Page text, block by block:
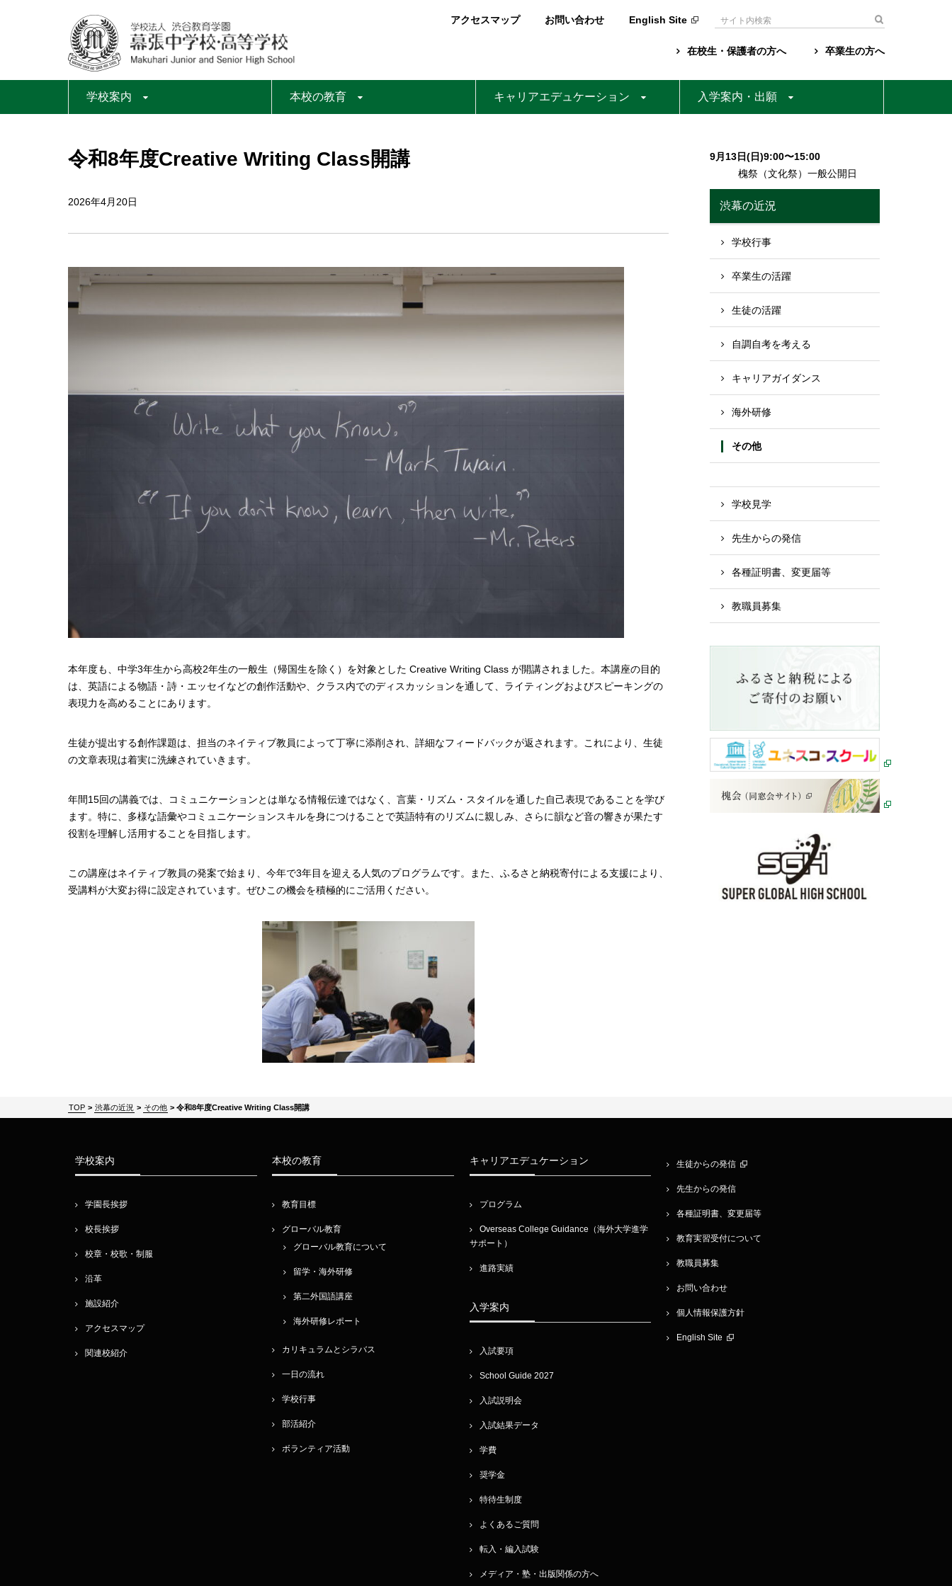
アクセスマップ お問い合わせ English Site
検
在校生・保護者の方へ 卒業生の方へ
学校案内 本校の教育 キャリアエデュケーション 入学案内・出願
令和8年度Creative Writing Class開講
2026年4月20日
本年度も、中学3年生から高校2年生の一般生（帰国生を除く）を対象とした Creative Writing Class が開講されました。本講座の目的
は、英語による物語・詩・エッセイなどの創作活動や、クラス内でのディスカッションを通して、ライティングおよびスピーキングの
表現力を高めることにあります。
生徒が提出する創作課題は、担当のネイティブ教員によって丁寧に添削され、詳細なフィードバックが返されます。これにより、生徒
の文章表現は着実に洗練されていきます。
年間15回の講義では、コミュニケーションとは単なる情報伝達ではなく、言葉・リズム・スタイルを通した自己表現であることを学び
ます。特に、多様な語彙やコミュニケーションスキルを身につけることで英語特有のリズムに親しみ、さらに韻など音の響きが果たす
役割を理解し活用することを目指します。
この講座はネイティブ教員の発案で始まり、今年で3年目を迎える人気のプログラムです。また、ふるさと納税寄付による支援により、
受講料が大変お得に設定されています。ぜひこの機会を積極的にご活用ください。
9月13日(日)9:00〜15:00
槐祭（文化祭）一般公開日
渋幕の近況
学校行事
卒業生の活躍
生徒の活躍
自調自考を考える
キャリアガイダンス
海外研修
その他
学校見学
先生からの発信
各種証明書、変更届等
教職員募集
TOP > 渋幕の近況 > その他 > 令和8年度Creative Writing Class開講
学校案内
学園長挨拶
校長挨拶
校章・校歌・制服
沿革
施設紹介
アクセスマップ
関連校紹介
本校の教育
教育目標
グローバル教育
グローバル教育について
留学・海外研修
第二外国語講座
海外研修レポート
カリキュラムとシラバス
一日の流れ
学校行事
部活紹介
ボランティア活動
キャリアエデュケーション
プログラム
Overseas College Guidance（海外大学進学
サポート）
進路実績
入学案内
入試要項
School Guide 2027
入試説明会
入試結果データ
学費
奨学金
特待生制度
よくあるご質問
転入・編入試験
メディア・塾・出版関係の方へ
生徒からの発信
先生からの発信
各種証明書、変更届等
教育実習受付について
教職員募集
お問い合わせ
個人情報保護方針
English Site